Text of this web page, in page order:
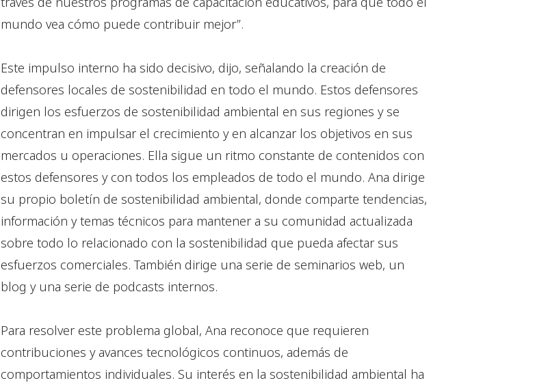
mundo vea cómo puede contribuir mejor”.
Este impulso interno ha sido decisivo, dijo, señalando la creación de
defensores locales de sostenibilidad en todo el mundo. Estos defensores
dirigen los esfuerzos de sostenibilidad ambiental en sus regiones y se
concentran en impulsar el crecimiento y en alcanzar los objetivos en sus
mercados u operaciones. Ella sigue un ritmo constante de contenidos con
estos defensores y con todos los empleados de todo el mundo. Ana dirige
su propio boletín de sostenibilidad ambiental, donde comparte tendencias,
información y temas técnicos para mantener a su comunidad actualizada
sobre todo lo relacionado con la sostenibilidad que pueda afectar sus
esfuerzos comerciales. También dirige una serie de seminarios web, un
blog y una serie de podcasts internos.
Para resolver este problema global, Ana reconoce que requieren
contribuciones y avances tecnológicos continuos, además de
comportamientos individuales. Su interés en la sostenibilidad ambiental ha